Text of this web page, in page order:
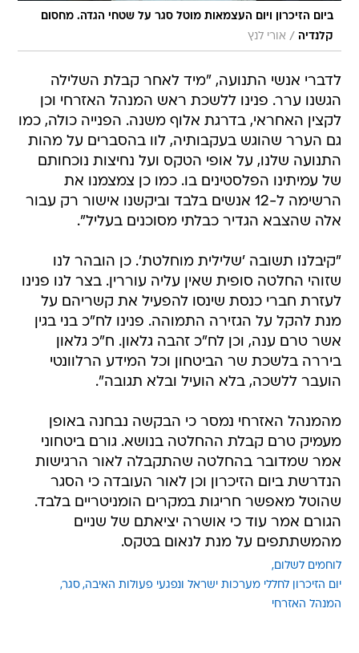
ביום הזיכרון ויום העצמאות מוטל סגר על שטחי הגדה. מחסום
קלנדיה / אורי לנץ
לדברי אנשי התנועה, "מיד לאחר קבלת השלילה
הגשנו ערר. פנינו ללשכת ראש המנהל האזרחי וכן
לקצין האחראי, בדרגת אלוף משנה. הפנייה כולה, כמו
גם הערר שהוגש בעקבותיה, לוו בהסברים על מהות
התנועה שלנו, על אופי הטקס ועל נחיצות נוכחותם
של עמיתינו הפלסטינים בו. כמו כן צמצמנו את
הרשימה ל-12 אנשים בלבד וביקשנו אישור רק עבור
אלה שהצבא הגדיר כבלתי מסוכנים בעליל".
"קיבלנו תשובה 'שלילית מוחלטת'. כן הובהר לנו
שזוהי החלטה סופית שאין עליה עוררין. בצר לנו פנינו
לעזרת חברי כנסת שינסו להפעיל את קשריהם על
מנת להקל על הגזירה התמוהה. פנינו לח"כ בני בגין
אשר טרם ענה, וכן לח"כ זהבה גלאון. ח"כ גלאון
ביררה בלשכת שר הביטחון וכל המידע הרלוונטי
הועבר ללשכה, בלא הועיל ובלא תגובה".
מהמנהל האזרחי נמסר כי הבקשה נבחנה באופן
מעמיק טרם קבלת ההחלטה בנושא. גורם ביטחוני
אמר שמדובר בהחלטה שהתקבלה לאור הרגישות
הנדרשת ביום הזיכרון וכן לאור העובדה כי הסגר
שהוטל מאפשר חריגות במקרים הומניטריים בלבד.
הגורם אמר עוד כי אושרה יציאתם של שניים
מהמשתתפים על מנת לנאום בטקס.
לוחמים לשלום
יום הזיכרון לחללי מערכות ישראל ונפגעי פעולות האיבה סגר
המנהל האזרחי